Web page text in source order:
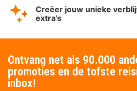
Creëer jouw unieke
extra's
Ontvang net als 90.000
promoties en de tofste
inbox!